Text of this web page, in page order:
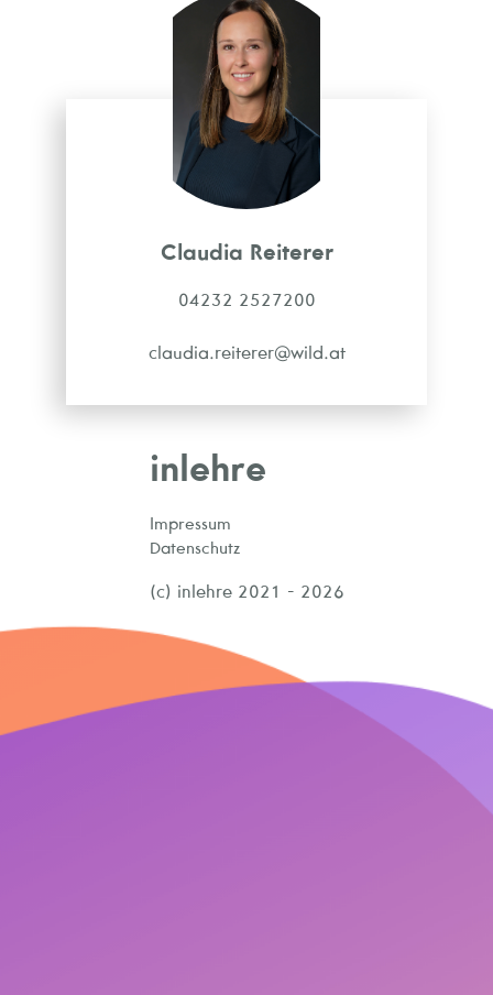
Claudia Reiterer
04232 2527200
claudia.reiterer@wild.at
inlehre
Impressum
Datenschutz
(c) inlehre 2021 - 2026